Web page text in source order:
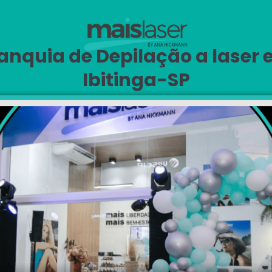
de Depilação a laser
Ibitinga-SP